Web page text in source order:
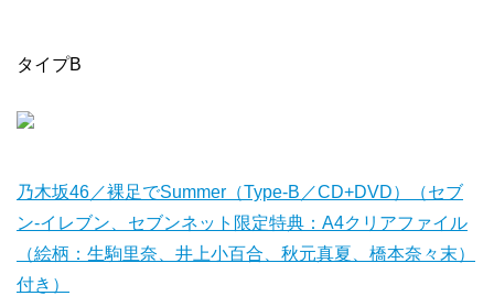
タイプB
乃木坂46／裸足でSummer（Type-B／CD+DVD）（セブ
ン‐イレブン、セブンネット限定特典：A4クリアファイル
（絵柄：生駒里奈、井上小百合、秋元真夏、橋本奈々末）
付き）